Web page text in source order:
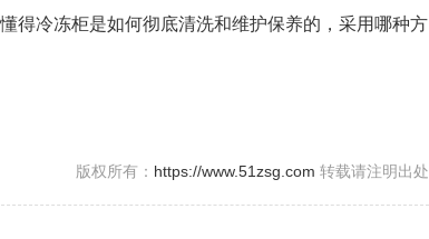
冷冻柜是如何彻底清洗和维护保养的，采用哪种方
版权所有： https://www.51zsg.com 转载请注明出处